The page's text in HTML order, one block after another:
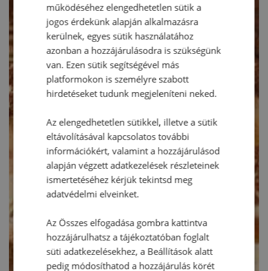
működéséhez elengedhetetlen sütik a
jogos érdekünk alapján alkalmazásra
kerülnek, egyes sütik használatához
azonban a hozzájárulásodra is szükségünk
van. Ezen sütik segítségével más
platformokon is személyre szabott
hirdetéseket tudunk megjeleníteni neked.
Az elengedhetetlen sütikkel, illetve a sütik
eltávolításával kapcsolatos további
információkért, valamint a hozzájárulásod
alapján végzett adatkezelések részleteinek
ismertetéséhez kérjük tekintsd meg
adatvédelmi elveinket.
Az Összes elfogadása gombra kattintva
hozzájárulhatsz a tájékoztatóban foglalt
süti adatkezelésekhez, a Beállítások alatt
pedig módosíthatod a hozzájárulás körét